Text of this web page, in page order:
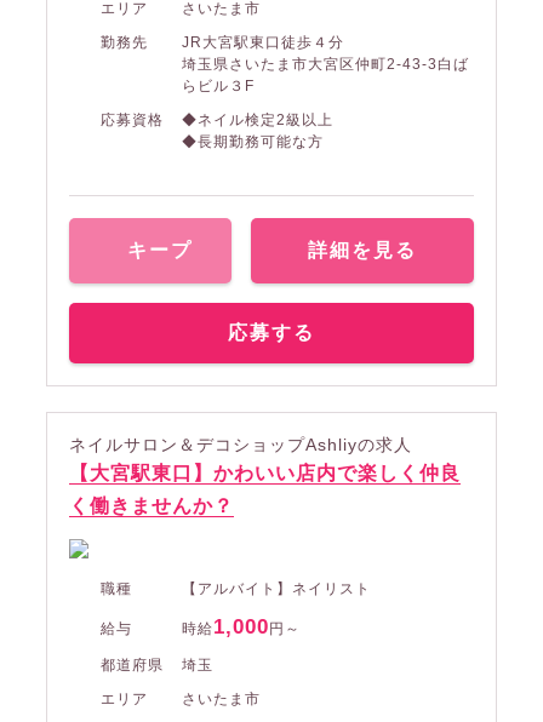
エリア
さいたま市
勤務先
JR大宮駅東口徒歩４分
埼玉県さいたま市大宮区仲町2-43-3白ば
らビル３F
応募資格
◆ネイル検定2級以上
◆長期勤務可能な方
キープ 詳細を見る
応募する
ネイルサロン＆デコショップAshliyの求人
【大宮駅東口】かわいい店内で楽しく仲良
く働きませんか？
職種 【アルバイト】ネイリスト
給与 時給1,000 円～
都道府県
埼玉
エリア
さいたま市